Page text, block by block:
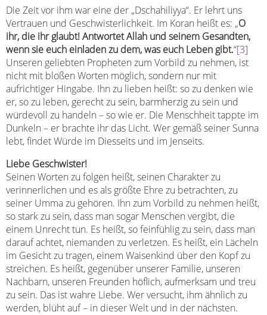
Die Zeit vor ihm war eine der „Dschahiliyya“. Er lehrt uns
Vertrauen und Geschwisterlichkeit. Im Koran heißt es: „O
ihr, die ihr glaubt! Antwortet Allah und seinem Gesandten,
wenn sie euch einladen zu dem, was euch Leben gibt.“[3]
Unseren geliebten Propheten zum Vorbild zu nehmen, ist
nicht mit bloßen Worten möglich, sondern nur mit
aufrichtiger Hingabe. Ihn zu lieben heißt: so zu denken wie
er, so zu leben, gerecht zu sein, barmherzig zu sein und
würdevoll zu handeln – so wie er. Die Menschheit tappte im
Dunkeln – er brachte ihr das Licht. Wer gemäß seiner Sunna
lebt, findet Würde im Diesseits und im Jenseits.
Liebe Geschwister!
Seinen Worten zu folgen heißt, seinen Charakter zu
verinnerlichen und es als größte Ehre zu betrachten, zu
seiner Umma zu gehören. Ihn zum Vorbild zu nehmen heißt,
so stark zu sein, dass man sogar Menschen vergibt, die
einem Unrecht tun. Es heißt, so feinfühlig zu sein, dass man
darauf achtet, niemanden zu verletzen. Es heißt, ein Lächeln
im Gesicht zu tragen, einem Waisenkind über den Kopf zu
streichen. Es heißt, gegenüber unserer Familie, unseren
Nachbarn, unseren Freunden höflich, aufmerksam und treu
zu sein. Das ist wahre Liebe. Wer versucht, ihm ähnlich zu
werden, blüht auf – in dieser Welt und in der nächsten.